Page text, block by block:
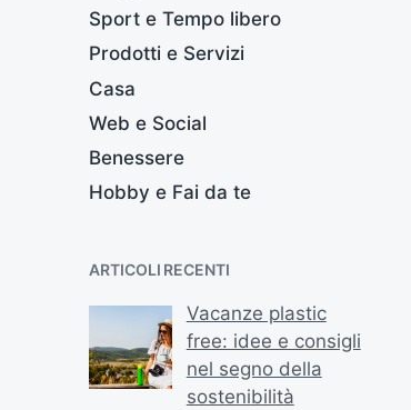
Sport e Tempo libero
Prodotti e Servizi
Casa
Web e Social
Benessere
Hobby e Fai da te
ARTICOLI RECENTI
Vacanze plastic
free: idee e consigli
nel segno della
sostenibilità